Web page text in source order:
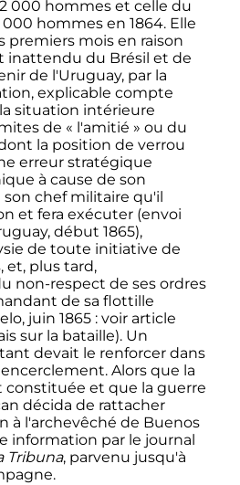
2 000 hommeset celle du
000 hommesen 1864. Elle
premiers mois en raison
inattendu du Brésil et de
de l'Uruguay, par la
explicable compte
situation intérieure
de « l'amitié » ou du
la position de verrou
erreur stratégique
à cause de son
chef militaire qu'il
et fera exécuter (envoi
début 1865),
de toute initiative de
et, plus tard,
non-respect de ses ordres
de sa flottille
juin 1865 : voir article
sur la bataille). Un
devait le renforcer dans
Alors que la
constituée et que la guerre
décida de rattacher
à l'archevêché de Buenos
information par le journal
Tribuna, parvenu jusqu'à